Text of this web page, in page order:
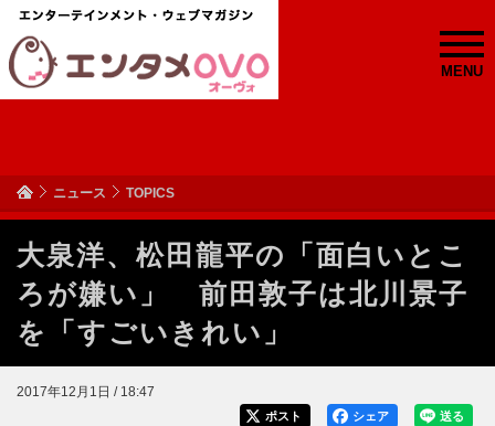
MENU
ニュース TOPICS
大泉洋、松田龍平の「面白いとこ
ろが嫌い」 前田敦子は北川景子
を「すごいきれい」
2017年12月1日 / 18:47
送る
シェア
ポスト